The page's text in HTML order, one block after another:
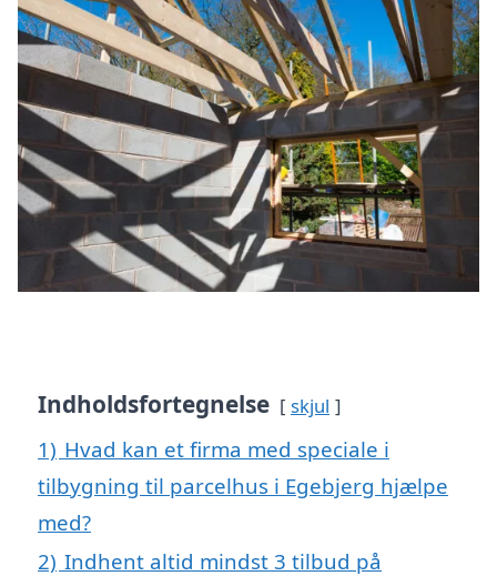
Indholdsfortegnelse skjul
1) Hvad kan et firma med speciale i
tilbygning til parcelhus i Egebjerg hjælpe
med?
2) Indhent altid mindst 3 tilbud på